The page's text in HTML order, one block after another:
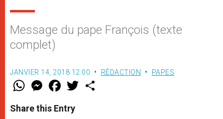
Message du pape François (texte
complet)
JANVIER 14, 2018 12:00 RÉDACTION PAPES
W
t
s
M
e
s
e
F
a
e
b
w
Share this Entry